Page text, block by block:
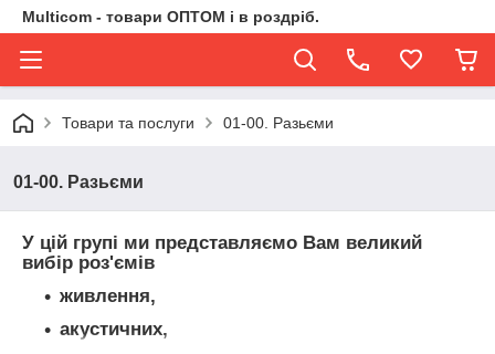
Multicom - товари ОПТОМ і в роздріб.
Товари та послуги 01-00. Разьєми
01-00. Разьєми
У цій групі ми представляємо Вам великий
вибір роз'ємів
живлення,
акустичних,